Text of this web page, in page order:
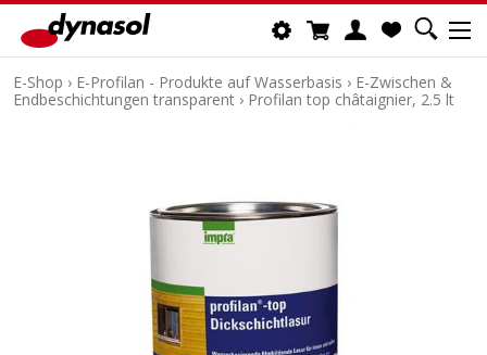
E-Shop › E-Profilan - Produkte auf Wasserbasis › E-Zwischen &
Endbeschichtungen transparent › Profilan top châtaignier, 2.5 lt